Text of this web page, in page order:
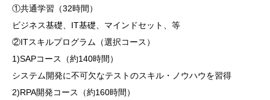
①共通学習（32時間）
ビジネス基礎、IT基礎、マインドセット、等
②ITスキルプログラム（選択コース）
1)SAPコース（約140時間）
システム開発に不可欠なテストのスキル・ノウハウを習得
2)RPA開発コース（約160時間）